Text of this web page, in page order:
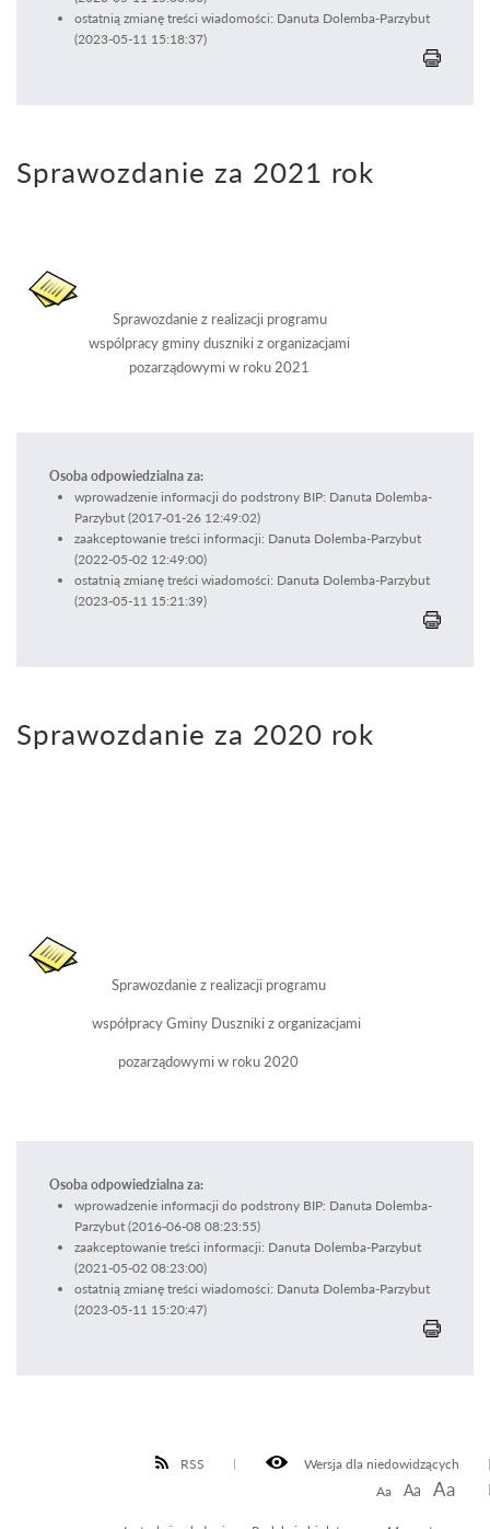
Wersja dla niedowidzących
RSS
Aa Aa Aa
ostatnią zmianę treści wiadomości: Danuta Dolemba-Parzybut
(2023-05-11 15:18:37)
Sprawozdanie za 2021 rok
Sprawozdanie z realizacji programu
wspólpracy gminy duszniki z organizacjami
pozarządowymi w roku 2021
Osoba odpowiedzialna za:
wprowadzenie informacji do podstrony BIP: Danuta Dolemba-
Parzybut (2017-01-26 12:49:02)
zaakceptowanie treści informacji: Danuta Dolemba-Parzybut
(2022-05-02 12:49:00)
ostatnią zmianę treści wiadomości: Danuta Dolemba-Parzybut
(2023-05-11 15:21:39)
Sprawozdanie za 2020 rok
Sprawozdanie z realizacji programu
współpracy Gminy Duszniki z organizacjami
pozarządowymi w roku 2020
Osoba odpowiedzialna za:
wprowadzenie informacji do podstrony BIP: Danuta Dolemba-
Parzybut (2016-06-08 08:23:55)
zaakceptowanie treści informacji: Danuta Dolemba-Parzybut
(2021-05-02 08:23:00)
ostatnią zmianę treści wiadomości: Danuta Dolemba-Parzybut
(2023-05-11 15:20:47)